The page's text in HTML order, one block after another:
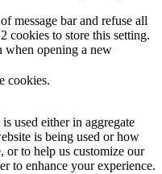
message bar and refuse all
cookies to store this setting.
when opening a new
cookies.
used either in aggregate
is being used or how
or to help us customize our
to enhance your experience.